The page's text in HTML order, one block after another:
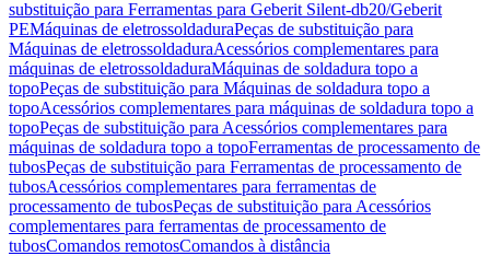
substituição para Ferramentas para Geberit Silent-db20/Geberit
PEMáquinas de eletrossoldaduraPeças de substituição para
Máquinas de eletrossoldaduraAcessórios complementares para
máquinas de eletrossoldaduraMáquinas de soldadura topo a
topoPeças de substituição para Máquinas de soldadura topo a
topoAcessórios complementares para máquinas de soldadura topo a
topoPeças de substituição para Acessórios complementares para
máquinas de soldadura topo a topoFerramentas de processamento de
tubosPeças de substituição para Ferramentas de processamento de
tubosAcessórios complementares para ferramentas de
processamento de tubosPeças de substituição para Acessórios
complementares para ferramentas de processamento de
tubosComandos remotosComandos à distância